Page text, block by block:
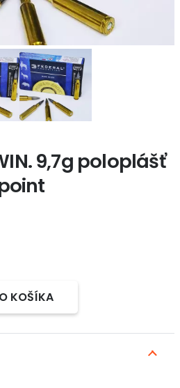
9,7g poloplášť
KOŠÍKA